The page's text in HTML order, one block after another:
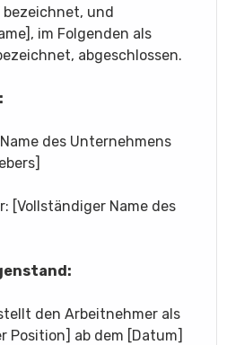
bezeichnet, und
im Folgenden als
abgeschlossen.
des Unternehmens
[Vollständiger Name des
den Arbeitnehmer als
Position] ab dem [Datum]